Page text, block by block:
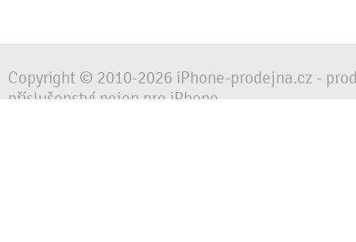
Copyright © 2010-2026 iPhone-prodejna.cz -
příslušenství nejen pro iPhone